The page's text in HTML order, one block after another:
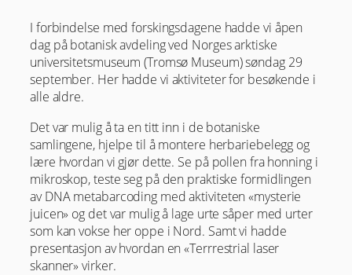
I forbindelse med forskingsdagene hadde vi åpen
dag på botanisk avdeling ved Norges arktiske
universitetsmuseum (Tromsø Museum) søndag 29
september. Her hadde vi aktiviteter for besøkende i
alle aldre.
Det var mulig å ta en titt inn i de botaniske
samlingene, hjelpe til å montere herbariebelegg og
lære hvordan vi gjør dette. Se på pollen fra honning i
mikroskop, teste seg på den praktiske formidlingen
av DNA metabarcoding med aktiviteten «mysterie
juicen» og det var mulig å lage urte såper med urter
som kan vokse her oppe i Nord. Samt vi hadde
presentasjon av hvordan en «Terrrestrial laser
skanner» virker.